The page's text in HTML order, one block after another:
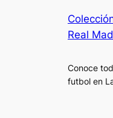
Real
Conoce
futbol en